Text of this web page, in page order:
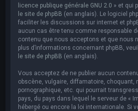
licence publique générale GNU 2.0 » et qui
le site de phpBB (en anglais). Le logiciel
faciliter les discussions sur internet et
aucun cas être tenu comme responsable
contenu que nous acceptons et que nous
plus d’informations concernant phpBB,
le site de phpBB (en anglais).
Vous acceptez de ne publier aucun
obscène, vulgaire, diffamatoire, choquant,
pornographique, etc. qui pourrait
pays, du pays dans lequel le serveur de «
hébergé ou encore la loi internationale. Si